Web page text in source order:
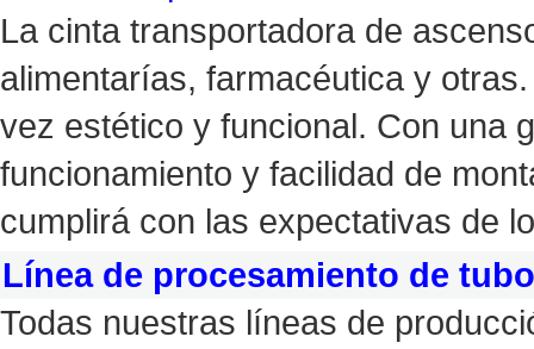
La cinta transportadora de
alimentarías, farmacéutica y
vez estético y funcional. Con una
funcionamiento y facilidad de
cumplirá con las expectativas de
Línea de procesamiento de
Todas nuestras líneas de